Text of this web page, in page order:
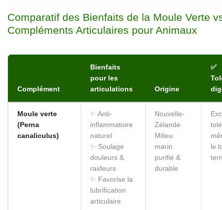
Comparatif des Bienfaits de la Moule Verte
Compléments Articulaires pour Animaux
Complément
Bienfaits
pour les
articulations
Origine
✅
Moule verte
(Perna
canaliculus)
✨ Anti-
inflammatoire
naturel
✨ Soulage
douleurs &
raideurs
✨ Favorise la
lubrification
articulaire
Nouvelle-
Zélande
Milieu
marin
purifié &
durable
le